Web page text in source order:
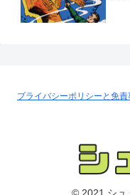
プライバシーポリシーと免責
© 2021 シュ